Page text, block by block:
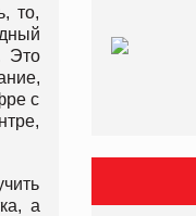
то,
Это
с
а